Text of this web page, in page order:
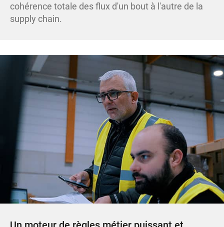
cohérence totale des flux d'un bout à l'autre de la
supply chain.